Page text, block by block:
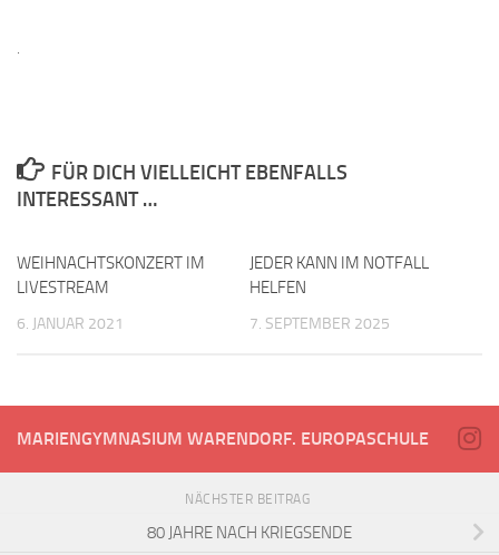
.
FÜR DICH VIELLEICHT EBENFALLS
INTERESSANT …
WEIHNACHTSKONZERT IM
LIVESTREAM
6. JANUAR 2021
JEDER KANN IM NOTFALL
HELFEN
7. SEPTEMBER 2025
MARIENGYMNASIUM WARENDORF. EUROPASCHULE
NÄCHSTER BEITRAG
80 JAHRE NACH KRIEGSENDE